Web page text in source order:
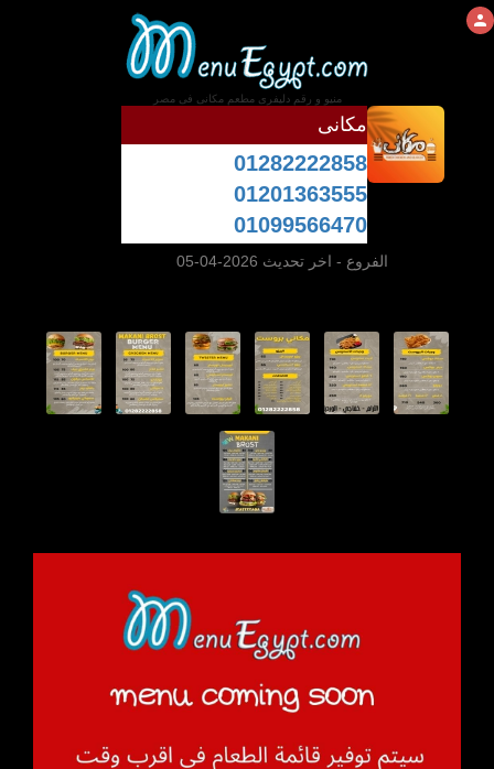
منيو و رقم دليفرى مطعم مكانى فى مصر
مكانى
01282222858
01201363555
01099566470
الفروع - اخر تحديث 2026-04-05